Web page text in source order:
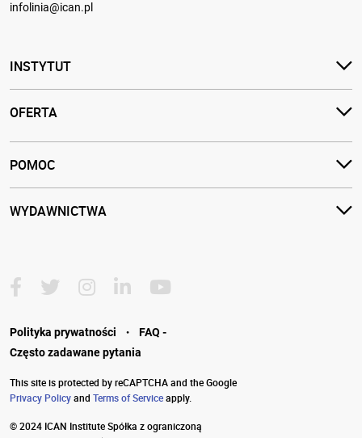
infolinia@ican.pl
INSTYTUT
OFERTA
POMOC
WYDAWNICTWA
Polityka prywatności ·
FAQ -
Często zadawane pytania
This site is protected by reCAPTCHA and the Google
Privacy Policyand Terms of Serviceapply.
© 2024 ICAN Institute Spółka z ograniczoną